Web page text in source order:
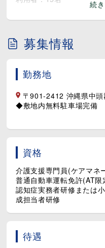
続
募集情報
勤務地
〒901-2412 沖縄県中頭
◆敷地内無料駐車場完備
資格
介護支援専門員(ケアマネ
普通自動車運転免許(AT限
認知症実務者研修または
成担当者研修
待遇